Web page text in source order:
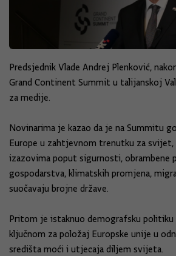
Predsjednik Vlade Andrej Plenković,
Grand Continent Summit u talijanskoj
za medije.
Novinarima je kazao da je na Summitu
Europe u zahtjevnom trenutku za svijet,
izazovima poput sigurnosti, obrambene
gospodarstva, klimatskih promjena,
suočavaju brojne države.
Pritom je istaknuo demografsku
ključnom za položaj Europske unije u
središta moći i utjecaja diljem svijeta.